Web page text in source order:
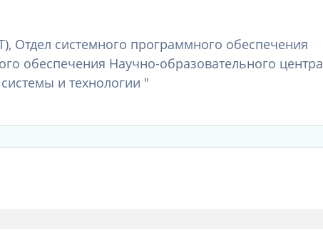
Отдел системного программного обеспечения
обеспечения Научно-образовательного центра
и технологии "